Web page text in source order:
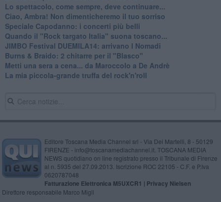
Lo spettacolo, come sempre, deve continuare...
Ciao, Ambra! Non dimenticheremo il tuo sorriso
Speciale Capodanno: i concerti più belli
Quando il "Rock targato Italia" suona toscano...
JIMBO Festival DUEMILA14: arrivano I Nomadi
Burns & Braido: 2 chitarre per il "Blasco"
Metti una sera a cena... da Maroccolo a De Andrè
La mia piccola-grande truffa del rock'n'roll
Editore Toscana Media Channel srl - Via Dei Martelli, 8 - 50129
FIRENZE - info@toscanamediachannel.it. TOSCANA MEDIA
NEWS quotidiano on line registrato presso il Tribunale di Firenze
al n. 5935 del 27.09.2013. Iscrizione ROC 22105 - C.F. e P.Iva
0620787048
Fatturazione Elettronica M5UXCR1 | Privacy Nielsen
Direttore responsabile Marco Migli